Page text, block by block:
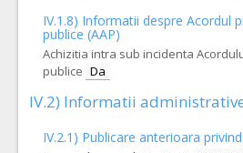
IV.1.8) Informatii despre Acordul
publice (AAP)
Achizitia intra sub incidenta
publice Da
IV.2) Informatii
IV.2.1) Publicare anterioara